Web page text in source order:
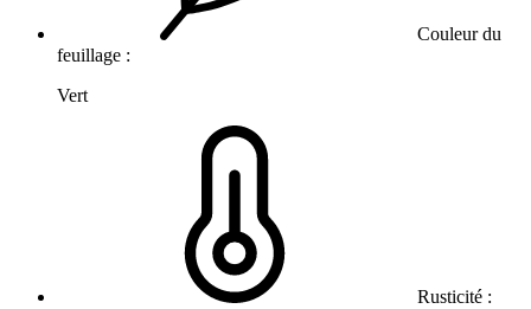
Couleur du
feuillage :
Vert
Rusticité :